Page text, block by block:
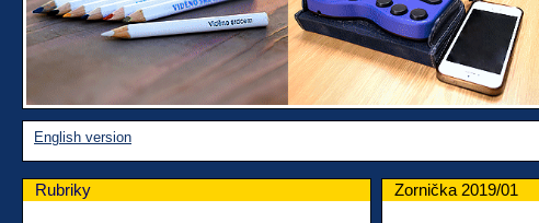
English version
Rubriky Zornička 2019/01